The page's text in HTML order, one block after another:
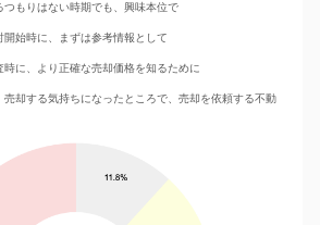
つもりはない時期でも、興味本位で
始時に、まずは参考情報として
に、より正確な売却価格を知るために
売却する気持ちになったところで、売却を依頼する不動